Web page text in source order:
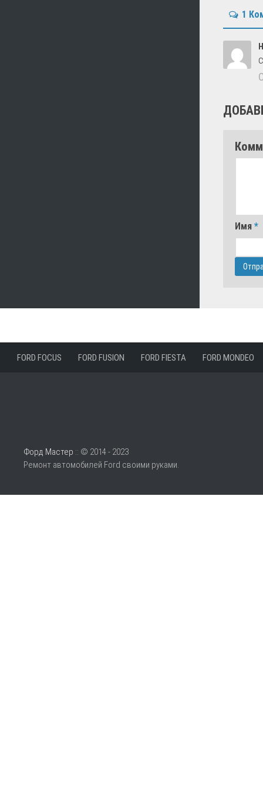
1
Имя *
FORD FOCUS FORD FUSION FORD FIESTA FORD MONDEO
Форд Мастер :: © 2014 - 2023
Ремонт автомобилей Ford своими руками.